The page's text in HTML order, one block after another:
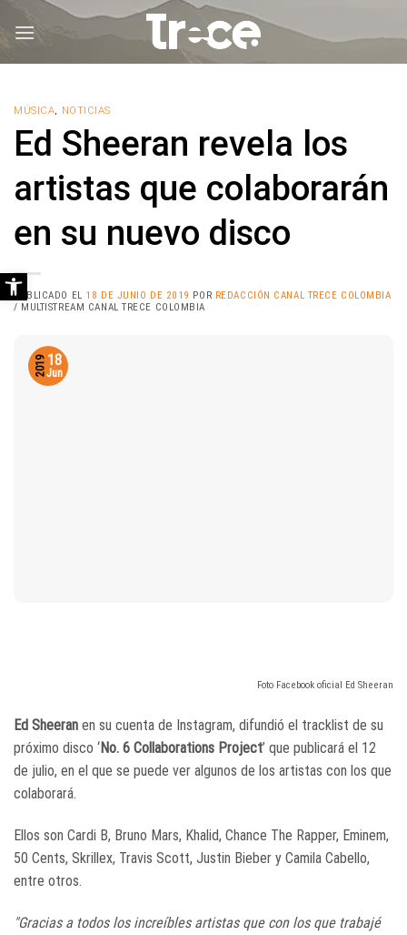
MÚSICA, NOTICIAS
Ed Sheeran revela los
artistas que colaborarán
en su nuevo disco
PUBLICADO EL 18 DE JUNIO DE 2019 POR REDACCIÓN CANAL TRECE COLOMBIA
/ MULTISTREAM CANAL TRECE COLOMBIA
18
Jun
2019
Foto Facebook oficial Ed Sheeran
Ed Sheeran en su cuenta de Instagram, difundió el tracklist de su
próximo disco ‘No. 6 Collaborations Project’ que publicará el 12
de julio, en el que se puede ver algunos de los artistas con los que
colaborará.
Ellos son Cardi B, Bruno Mars, Khalid, Chance The Rapper, Eminem,
50 Cents, Skrillex, Travis Scott, Justin Bieber y Camila Cabello,
entre otros.
"Gracias a todos los increíbles artistas que con los que trabajé
Abrir barra de herramientas